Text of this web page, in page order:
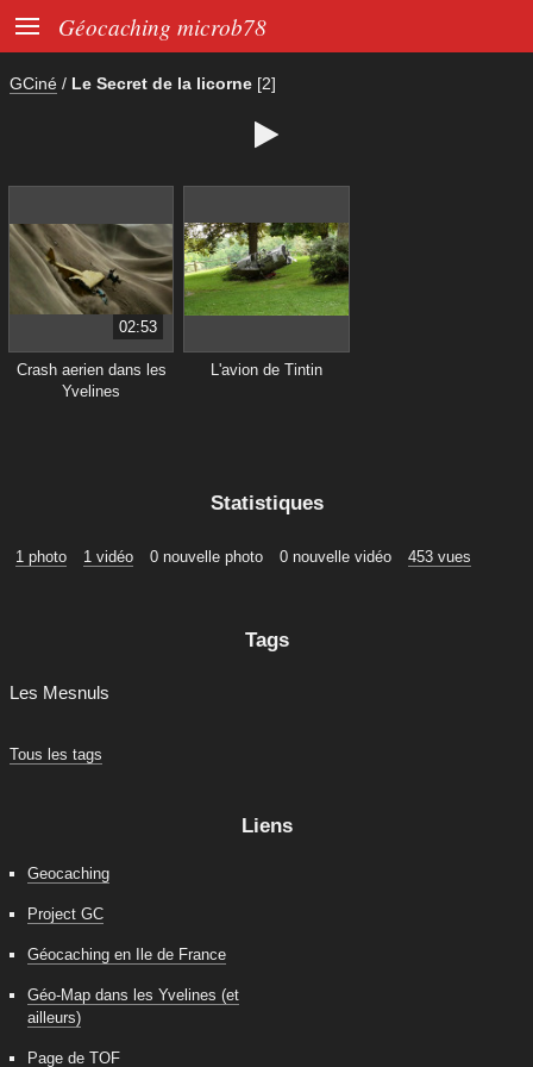
 Géocaching microb78
GCiné / Le Secret de la licorne [2]

02:53
Crash aerien dans les
Yvelines
L'avion de Tintin
Statistiques
1 photo 1 vidéo 0 nouvelle photo 0 nouvelle vidéo 453 vues
Tags
Les Mesnuls
Tous les tags
Liens
Geocaching
Project GC
Géocaching en Ile de France
Géo-Map dans les Yvelines (et
ailleurs)
Page de TOF